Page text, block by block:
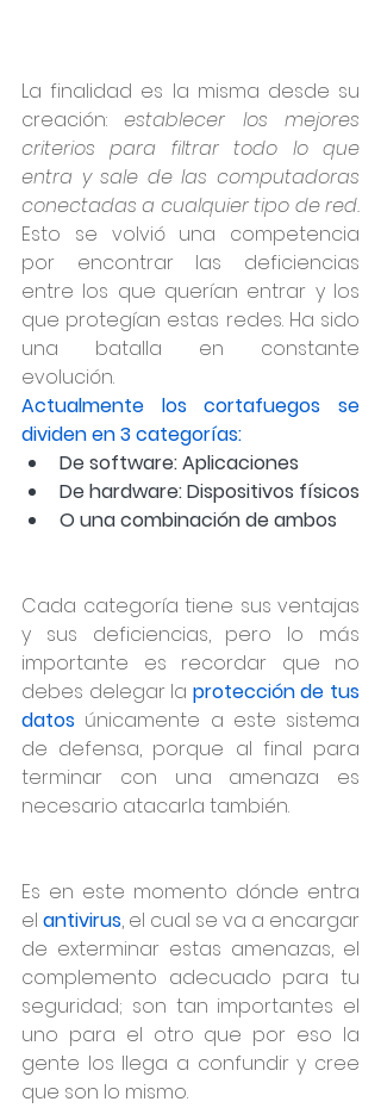
La finalidad es la misma desde su
creación: establecer los mejores
criterios para filtrar todo lo que
entra y sale de las computadoras
conectadas a cualquier tipo de red.
Esto se volvió una competencia
por encontrar las deficiencias
entre los que querían entrar y los
que protegían estas redes. Ha sido
una batalla en constante
evolución.
Actualmente los cortafuegos se
dividen en 3 categorías:
De software: Aplicaciones
De hardware: Dispositivos físicos
O una combinación de ambos
Cada categoría tiene sus ventajas
y sus deficiencias, pero lo más
importante es recordar que no
debes delegar la protección de tus
datos únicamente a este sistema
de defensa, porque al final para
terminar con una amenaza es
necesario atacarla también.
Es en este momento dónde entra
el antivirus, el cual se va a encargar
de exterminar estas amenazas, el
complemento adecuado para tu
seguridad; son tan importantes el
uno para el otro que por eso la
gente los llega a confundir y cree
que son lo mismo.